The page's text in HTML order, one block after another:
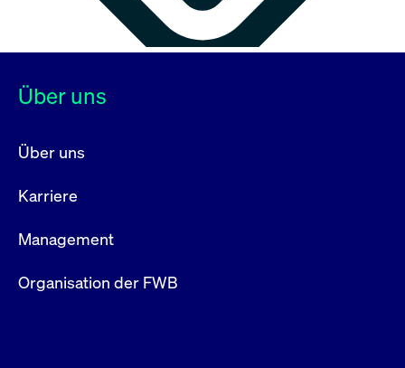
Über uns
Über uns
Karriere
Management
Organisation der FWB